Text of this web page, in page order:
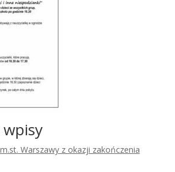
Warszawy z okazji zakończenia